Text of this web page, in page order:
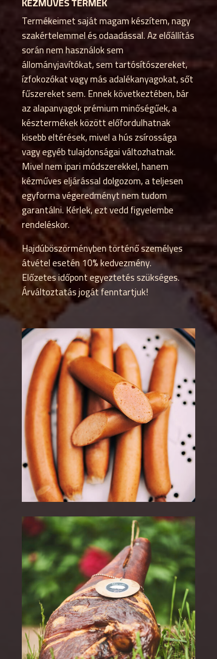
Termékeimet saját magam készítem, nagy
szakértelemmel és odaadással. Az előállítás
során nem használok sem
állományjavítókat, sem tartósítószereket,
ízfokozókat vagy más adalékanyagokat, sőt
fűszereket sem. Ennek következtében, bár
az alapanyagok prémium minőségűek, a
késztermékek között előfordulhatnak
kisebb eltérések, mivel a hús zsírossága
vagy egyéb tulajdonságai változhatnak.
Mivel nem ipari módszerekkel, hanem
kézműves eljárással dolgozom, a teljesen
egyforma végeredményt nem tudom
garantálni. Kérlek, ezt vedd figyelembe
rendeléskor.
Hajdúböszörményben történő személyes
átvétel esetén 10% kedvezmény.
Előzetes időpont egyeztetés szükséges.
Árváltoztatás jogát fenntartjuk!